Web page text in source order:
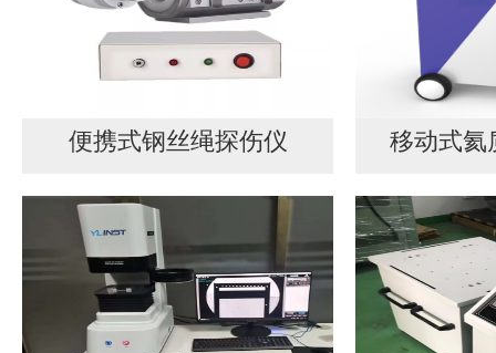
便携式钢丝绳探伤仪 移动式氦